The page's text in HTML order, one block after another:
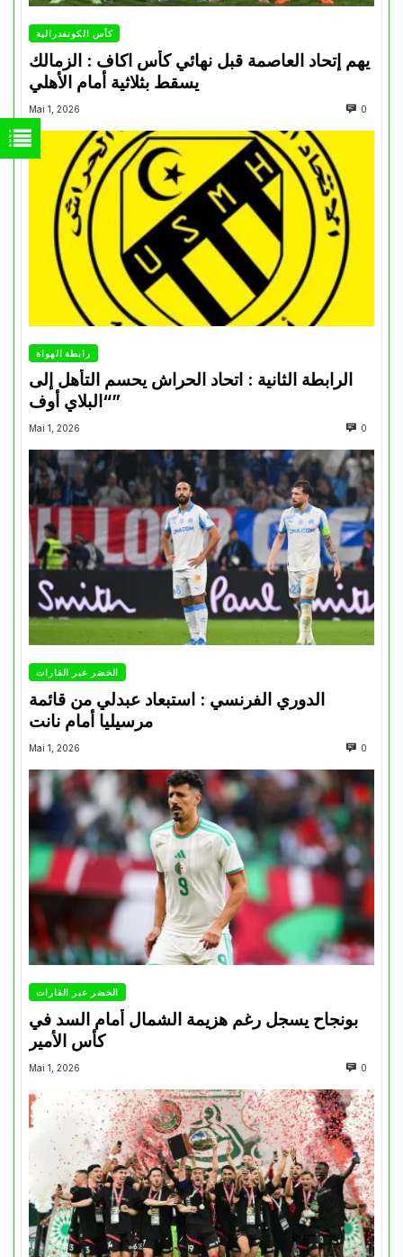
كأس الكونفدرالية
يهم إتحاد العاصمة قبل نهائي كأس اكاف : الزمالك
Mai 1, 2026 0
رابطة الهواة
الرابطة الثانية : اتحاد الحراش يحسم التأهل إلى
“البلاي أوف”
Mai 1, 2026 0
الخضر عبر القارات
الدوري الفرنسي : استبعاد عبدلي من قائمة
مرسيليا أمام نانت
Mai 1, 2026 0
الخضر عبر القارات
بونجاح يسجل رغم هزيمة الشمال أمام السد في
كأس الأمير
Mai 1, 2026 0